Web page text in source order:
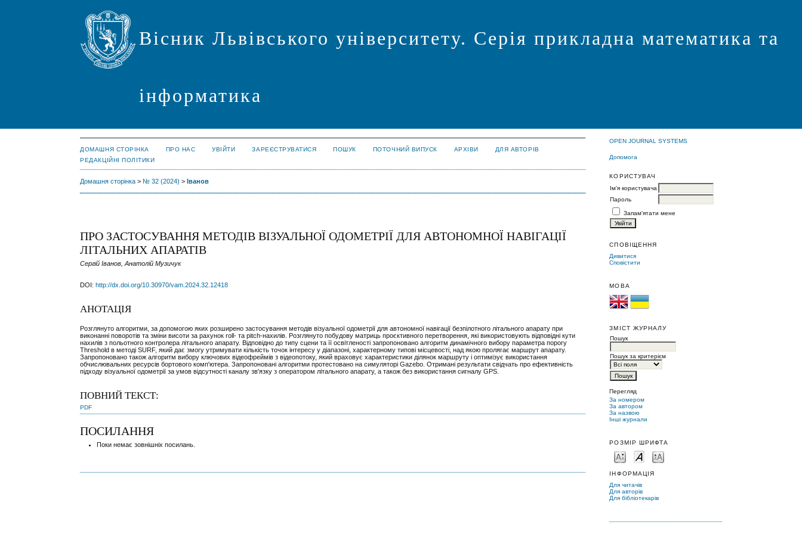
Вісник Львівського університету. Серія прикладна математика та
інформатика
OPEN JOURNAL SYSTEMS
Допомога
КОРИСТУВАЧ
Ім'я користувача
Пароль
Запам'ятати мене
СПОВІЩЕННЯ
Дивитися
Сповістити
МОВА
ЗМІСТ ЖУРНАЛУ
Пошук
Пошук за критерієм
Перегляд
За номером
За автором
За назвою
Інші журнали
РОЗМІР ШРИФТА
ІНФОРМАЦІЯ
Для читачів
Для авторів
Для бібліотекарів
ДОМАШНЯ СТОРІНКА ПРО НАС УВІЙТИ ЗАРЕЄСТРУВАТИСЯ ПОШУК ПОТОЧНИЙ ВИПУСК АРХІВИ
ДЛЯ АВТОРІВ
РЕДАКЦІЙНІ ПОЛІТИКИ
Домашня сторінка > № 32 (2024) >Іванов
ПРО ЗАСТОСУВАННЯ МЕТОДІВ ВІЗУАЛЬНОЇ ОДОМЕТРІЇ ДЛЯ АВТОНОМНОЇ НАВІГАЦІЇ
ЛІТАЛЬНИХ АПАРАТІВ
Сергій Іванов, Анатолій Музичук
DOI: http://dx.doi.org/10.30970/vam.2024.32.12418
АНОТАЦІЯ
Розглянуто алгоритми, за допомогою яких розширено застосування методів візуальної одометрії для автономної навігації безпілотного літального апарату при
виконанні поворотів та зміни висоти за рахунок roll- та pitch-нахилів. Розглянуто побудову матриць проєктивного перетворення, які використовують відповідні кути
нахилів з польотного контролера літального апарату. Відповідно до типу сцени та її освітленості запропоновано алгоритм динамічного вибору параметра порогу
Threshold в методі SURF, який дає змогу утримувати кількість точок інтересу у діапазоні, характерному типові місцевості, над якою пролягає маршрут апарату.
Запропоновано також алгоритм вибору ключових відеофреймів з відеопотоку, який враховує характеристики ділянок маршруту і оптимізує використання
обчислювальних ресурсів бортового комп'ютера. Запропоновані алгоритми протестовано на симуляторі Gazebo. Отримані результати свідчать про ефективність
підходу візуальної одометрії за умов відсутності каналу зв'язку з оператором літального апарату, а також без використання сигналу GPS.
ПОВНИЙ ТЕКСТ:
PDF
ПОСИЛАННЯ
Поки немає зовнішніх посилань.